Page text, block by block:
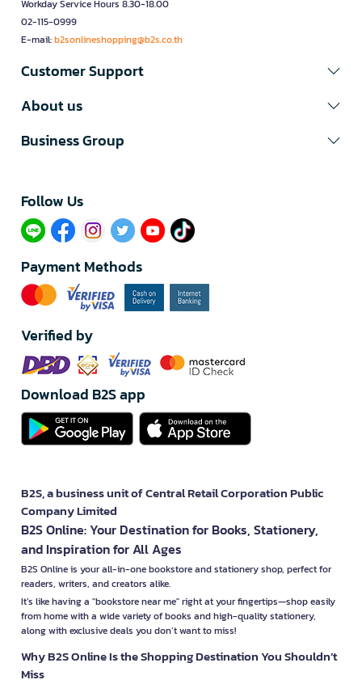
Workday Service Hours 8.30-18.00
02-115-0999
E-mail:b2sonlineshopping@b2s.co.th
Customer Support
About us
Business Group
Follow Us​
Payment Methods
Verified by
Download B2S app
B2S, a business unit of Central Retail Corporation Public
Company Limited
B2S Online: Your Destination for Books, Stationery,
and Inspiration for All Ages
B2S Online is your all-in-one bookstore and stationery shop, perfect for
readers, writers, and creators alike.
It’s like having a "bookstore near me" right at your fingertips—shop easily
from home with a wide variety of books and high-quality stationery,
along with exclusive deals you don’t want to miss!
Why B2S Online Is the Shopping Destination You Shouldn’t
Miss